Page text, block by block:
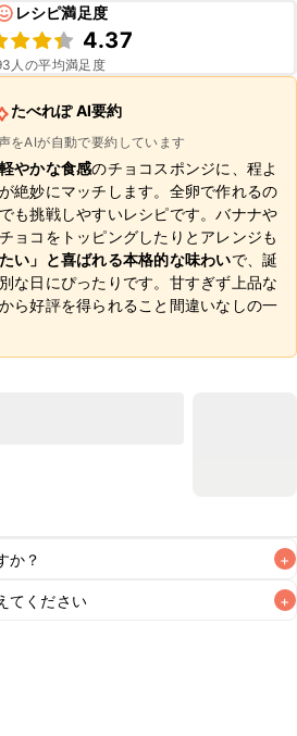
レシピ満足度
4.37
人の平均満足度
たべれぽ AI要約
をAIが自動で要約しています
やかな食感のチョコスポンジに、程よ
絶妙にマッチします。全卵で作れるの
も挑戦しやすいレシピです。バナナや
ョコをトッピングしたりとアレンジも
い」と喜ばれる本格的な味わいで、誕
な日にぴったりです。甘すぎず上品な
ら好評を得られること間違いなしの一
か？ +
ンをしているため、冷蔵保存で当
ださい。お持ち運びの際は保冷剤
てください +
本」に関するレシピをご紹介してお